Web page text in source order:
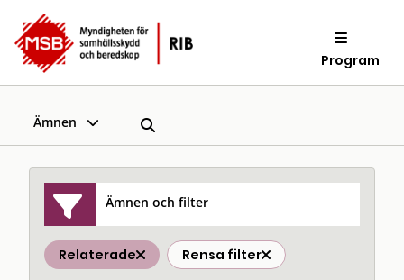
Program
Ämnen
Ämnen och filter
Relaterade Rensa filter